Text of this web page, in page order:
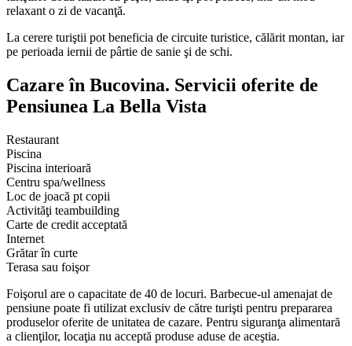
relaxant o zi de vacanţă.
La cerere turiştii pot beneficia de circuite turistice, călărit montan, iar
pe perioada iernii de pârtie de sanie şi de schi.
Cazare în Bucovina. Servicii oferite de
Pensiunea La Bella Vista
Restaurant
Piscina
Piscina interioară
Centru spa/wellness
Loc de joacă pt copii
Activităţi teambuilding
Carte de credit acceptată
Internet
Grătar în curte
Terasa sau foişor
Foişorul are o capacitate de 40 de locuri. Barbecue-ul amenajat de
pensiune poate fi utilizat exclusiv de către turişti pentru prepararea
produselor oferite de unitatea de cazare. Pentru siguranţa alimentară
a clienţilor, locaţia nu acceptă produse aduse de aceştia.